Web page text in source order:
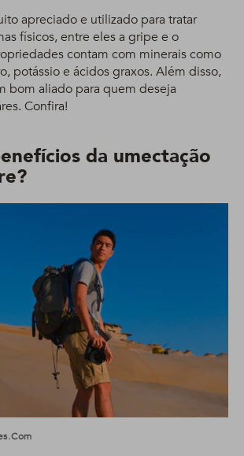
apreciado e utilizado para tratar
físicos, entre eles a gripe e o
contam com minerais como
potássio e ácidos graxos. Além disso,
bom aliado para quem deseja
Confira!
da umectação